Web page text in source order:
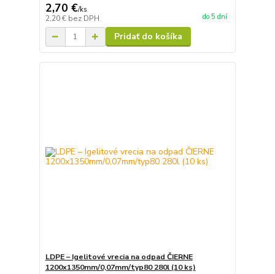
2,70 €/ks
2,20 € bez DPH do 5 dní
Pridať do košíka
LDPE – Igelitové vrecia na odpad ČIERNE
1200x1350mm/0,07mm/typ80 280l (10 ks)